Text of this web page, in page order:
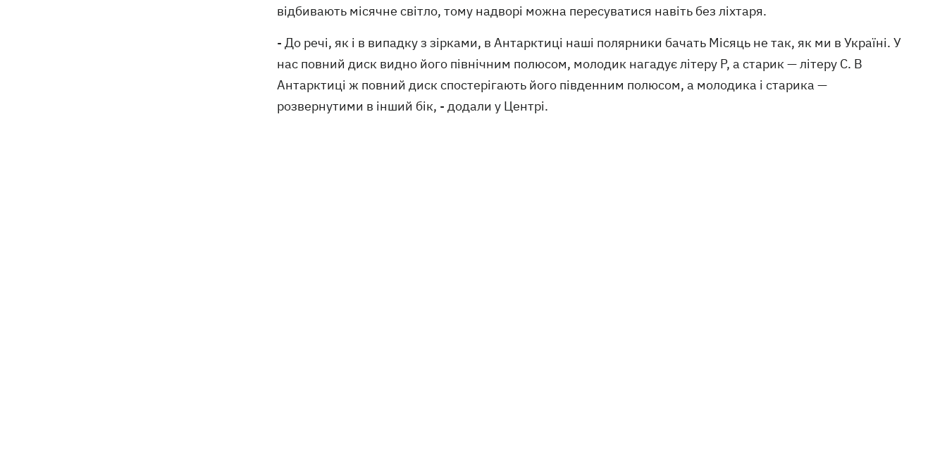
відбивають місячне світло, тому надворі можна пересуватися навіть без ліхтаря.
- До речі, як і в випадку з зірками, в Антарктиці наші полярники бачать Місяць не так, як ми в Україні. У
нас повний диск видно його північним полюсом, молодик нагадує літеру Р, а старик — літеру С. В
Антарктиці ж повний диск спостерігають його південним полюсом, а молодика і старика —
розвернутими в інший бік, - додали у Центрі.